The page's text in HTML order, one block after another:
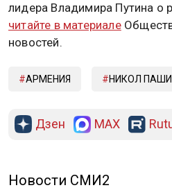
лидера Владимира Путина о
читайте в материале
новостей.
АРМЕНИЯ НИКОЛ
Дзен MAX
Новости СМИ2